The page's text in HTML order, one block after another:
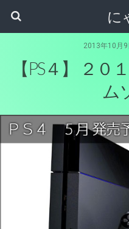
に
2013年10月
【PS４】 ２
ム